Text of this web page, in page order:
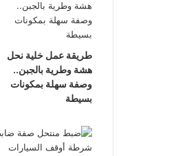
طريقة عمل خلية نحل
هشة وطرية بالجبن..
وصفة سهلة بمكونات
بسيطة